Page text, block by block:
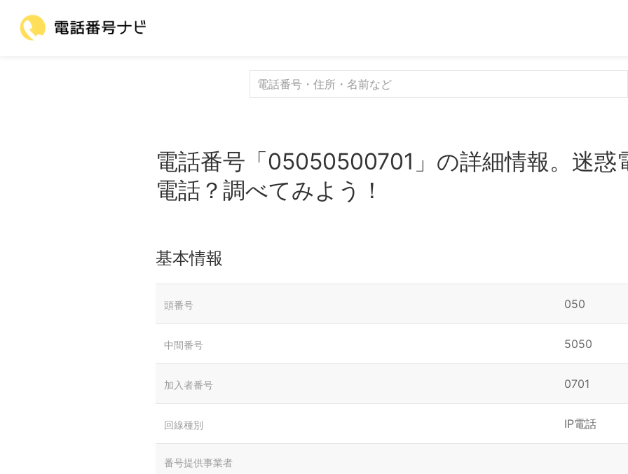
電話番号「05050500701」の詳細情報。迷惑
電話？調べてみよう！
基本情報
頭番号 050
中間番号 5050
加入者番号 0701
回線種別 IP電話
番号提供事業者